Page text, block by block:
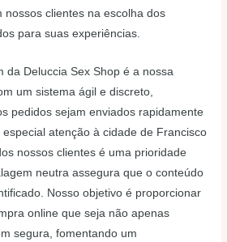
nossos clientes na escolha dos
para suas experiências.
da Deluccia Sex Shop é a nossa
um sistema ágil e discreto,
pedidos sejam enviados rapidamente
atenção à cidade de Francisco
nossos clientes é uma prioridade
neutra assegura que o conteúdo
Nosso objetivo é proporcionar
online que seja não apenas
segura, fomentando um